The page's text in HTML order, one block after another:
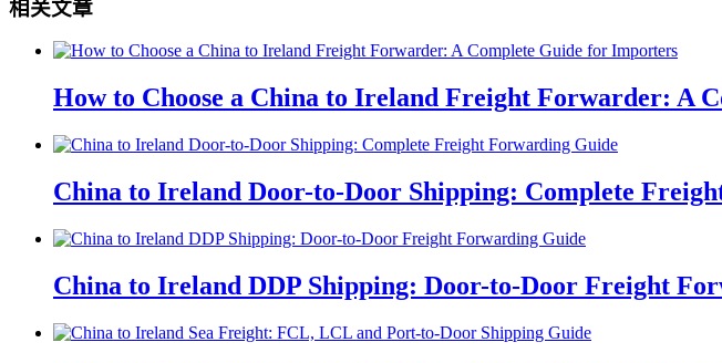
相关文章
How to Choose a China to Ireland Freight Forwarder: A
China to Ireland Door-to-Door Shipping: Complete
China to Ireland DDP Shipping: Door-to-Door Freight